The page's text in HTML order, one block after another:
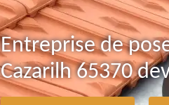
Entreprise de
Cazarilh 65370